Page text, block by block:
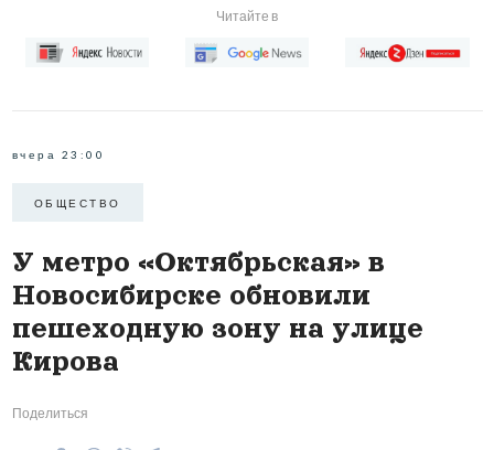
Читайте в
вчера 23:00
ОБЩЕСТВО
У метро «Октябрьская» в
Новосибирске обновили
пешеходную зону на улице
Кирова
Поделиться